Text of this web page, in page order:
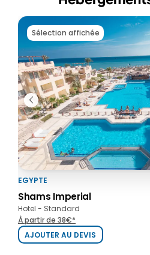
Sélection affichée
EGYPTE
Shams Imperial
Hotel - Standard
À partir de 38€*
AJOUTER AU DEVIS